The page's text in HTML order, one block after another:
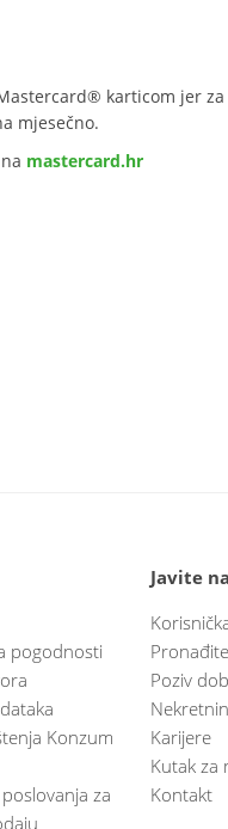
karticom jer
mjesečno.
mastercard.hr
pogodnosti
Konzum
za
Javite
Poziv
Karijere
Kutak za
Kontakt